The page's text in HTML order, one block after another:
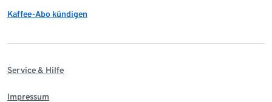
Kaffee-Abo kündigen
Service & Hilfe
Impressum